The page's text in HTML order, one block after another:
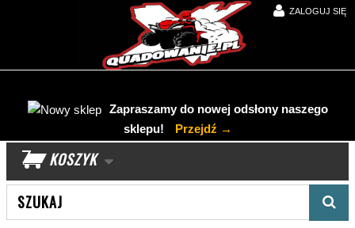
ZALOGUJ SIĘ
Zapraszamy do nowej odsłony naszego
sklepu!
Przejdź →
KOSZYK